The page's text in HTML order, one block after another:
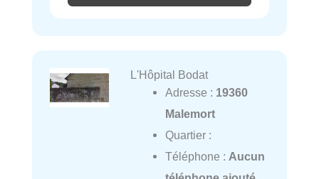
L'Hôpital Bodat
Adresse : 19360
Malemort
Quartier :
Téléphone : Aucun